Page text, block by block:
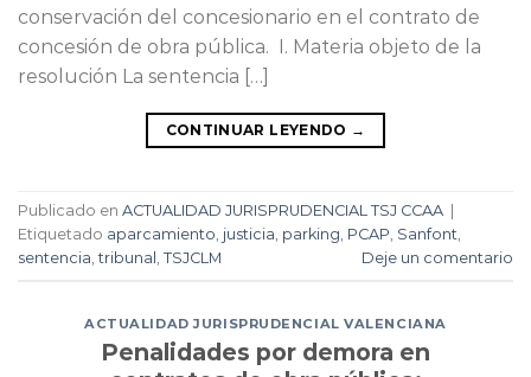
conservación del concesionario en el contrato de
concesión de obra pública. I. Materia objeto de la
resolución La sentencia […]
CONTINUAR LEYENDO →
Publicado en ACTUALIDAD JURISPRUDENCIAL TSJ CCAA
Etiquetado aparcamiento, justicia, parking, PCAP, Sanfont,
sentencia,tribunal , TSJCLM Deje un comentario
ACTUALIDAD JURISPRUDENCIAL VALENCIANA
Penalidades por demora en